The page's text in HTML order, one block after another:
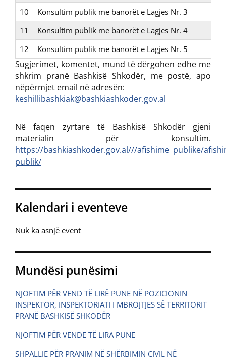
10
Konsultim publik me banorët e Lagjes Nr. 3
11
Konsultim publik me banorët e Lagjes Nr. 4
12
Konsultim publik me banorët e Lagjes Nr. 5
Sugjerimet, komentet, mund të dërgohen edhe me
shkrim pranë Bashkisë Shkodër, me postë, apo
nëpërmjet email në adresën:
keshillibashkiak@bashkiashkoder.gov.al
Në faqen zyrtare të Bashkisë Shkodër gjeni
materialin për konsultim.
https://bashkiashkoder.gov.al///afishime_publike/
publik/
Kalendari i eventeve
Nuk ka asnjë event
Mundësi punësimi
NJOFTIM PËR VEND TË LIRË PUNE NË POZICIONIN
INSPEKTOR, INSPEKTORIATI I MBROJTJES SË TERRITORIT
PRANË BASHKISË SHKODËR
NJOFTIM PËR VENDE TË LIRA PUNE
SHPALLJE PËR PRANIM NË SHËRBIMIN CIVIL NË